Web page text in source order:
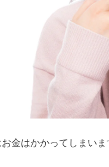
金はかかってしまい